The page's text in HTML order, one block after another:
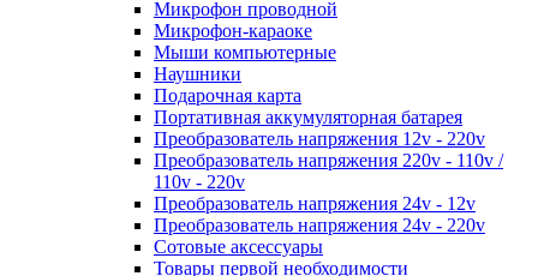
Микрофон проводной
Микрофон-караоке
Мыши компьютерные
Наушники
Подарочная карта
Портативная аккумуляторная батарея
Преобразователь напряжения 12v - 220v
Преобразователь напряжения 220v - 110v /
110v - 220v
Преобразователь напряжения 24v - 12v
Преобразователь напряжения 24v - 220v
Сотовые аксессуары
Товары первой необходимости